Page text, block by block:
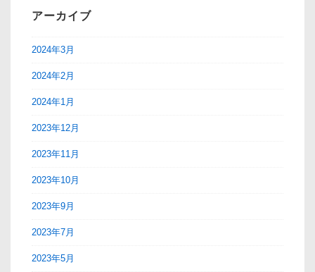
アーカイブ
2024年3月
2024年2月
2024年1月
2023年12月
2023年11月
2023年10月
2023年9月
2023年7月
2023年5月